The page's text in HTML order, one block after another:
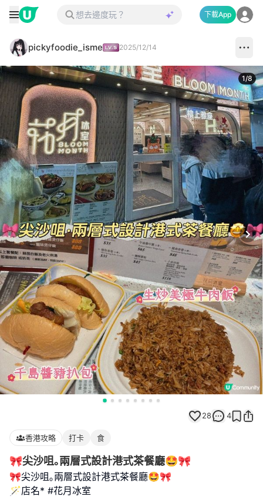
下載App
pickyfoodie_isme 2025/12/14
1/8
28 4
香港攻略 打卡 食
🎀尖沙咀｡兩層式設計港式茶餐廳🤩🎀
🎀尖沙咀｡兩層式設計港式茶餐廳🤩🎀
🪄店名* #花月冰室